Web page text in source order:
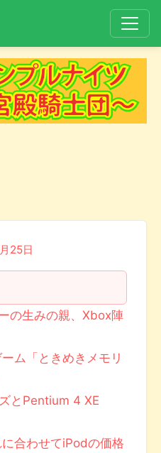
25日
の生みの親、Xbox陣
ム「ときめきメモリ
とPentium 4 XE
合わせてiPodの価格